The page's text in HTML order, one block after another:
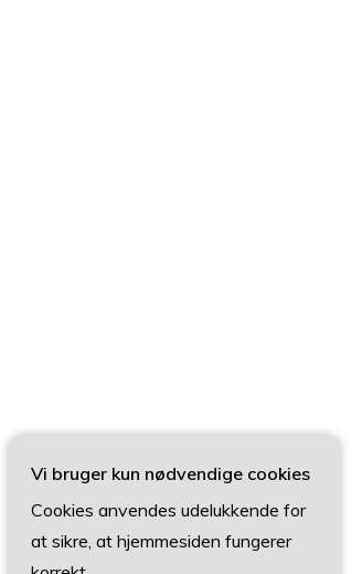
Vi bruger kun nødvendige cookies
Cookies anvendes udelukkende for
at sikre, at hjemmesiden fungerer